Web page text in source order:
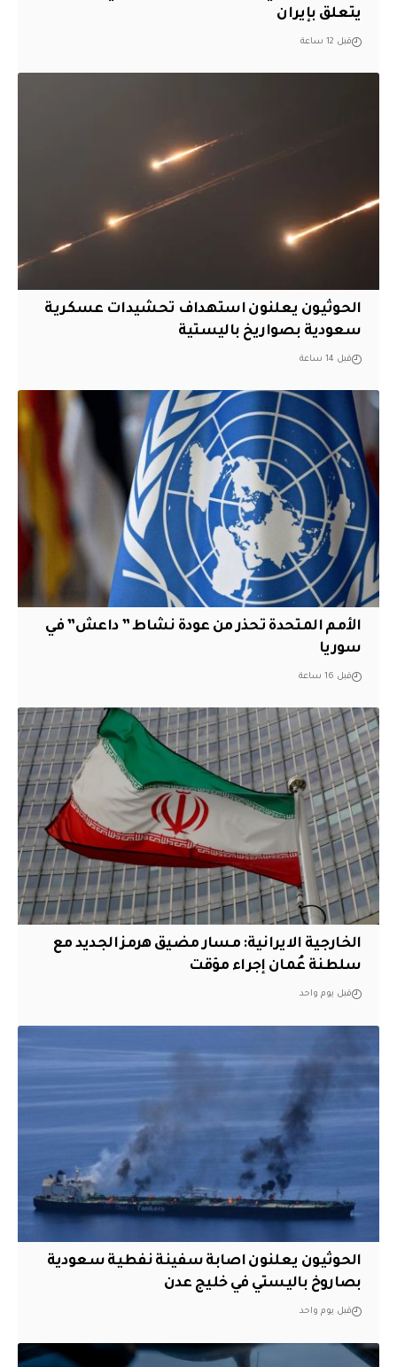
يتعلق بإيران
قبل 12 ساعة
الحوثيون يعلنون استهداف تحشيدات عسكرية
سعودية بصواريخ باليستية
قبل 14 ساعة
الأمم المتحدة تحذر من عودة نشاط ” داعش” في
سوريا
قبل 16 ساعة
الخارجية الايرانية: مسار مضيق هرمز الجديد مع
سلطنة عُمان إجراء مؤقت
قبل يوم واحد
الحوثيون يعلنون اصابة سفينة نفطية سعودية
بصاروخ باليستي في خليج عدن
قبل يوم واحد